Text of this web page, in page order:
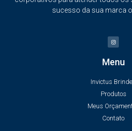
sucesso da sua marca
Menu
Invictus
Produtos
Meus
Contato